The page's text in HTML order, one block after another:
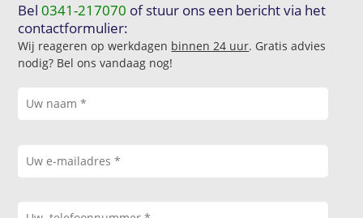
Bel0341-217070 of stuur ons een bericht via het
contactformulier:
Wij reageren op werkdagen binnen 24 uur. Gratis advies
nodig? Bel ons vandaag nog!